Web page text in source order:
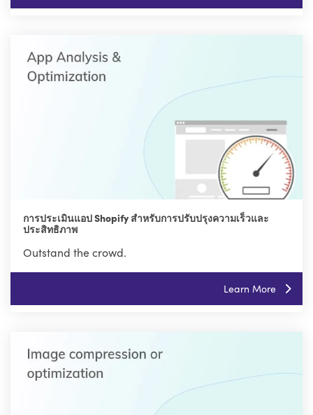
การประเมินแอป Shopify สำหรับการปรับปรุงความเร็วและ
ประสิทธิภาพ
Outstand the crowd.
Learn More